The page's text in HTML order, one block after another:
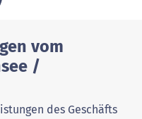
vom
/
des Geschäfts